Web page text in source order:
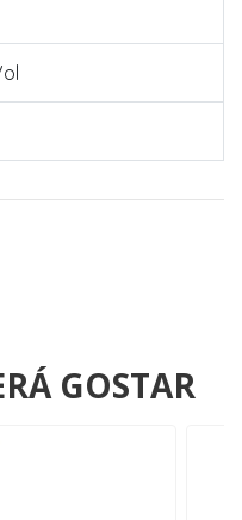
GOSTAR